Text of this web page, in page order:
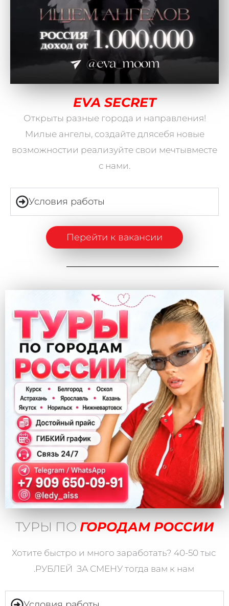
EVA SECRET
Открыты разные города и направления!
Милые ангелы, создайте длясебя новые
возможностии реализуйте свои мечтывместе
с нами.
Условия работы
Перейти к вакансии
ТУРЫ ПО ГОРОДАМ РОССИИ
Хотите быстро и много заработать? 40-50 тыс
.РУБЛЕЙ ЗА СМЕНУ тогда вам к нам